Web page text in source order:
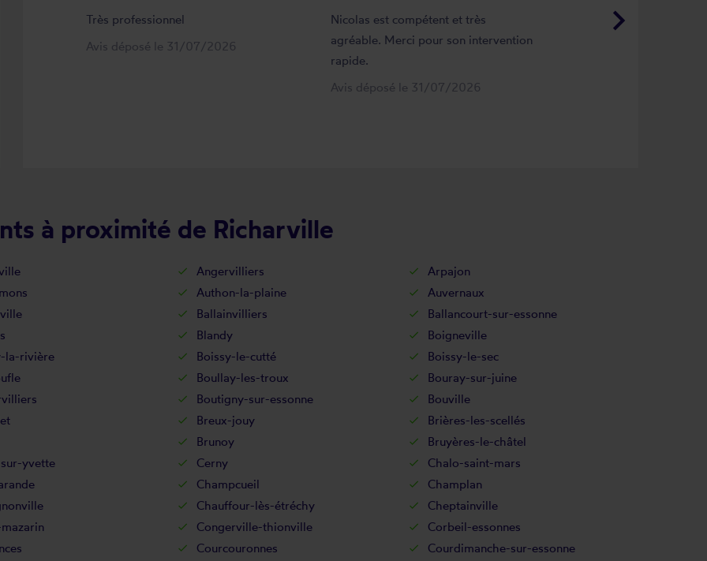
keyboard_arrow_right
Très professionnel
Avis déposé le 31/07/2026
Nicolas est compétent et très
agréable. Merci pour son intervention
rapide.
Avis déposé le 31/07/2026
à proximité de Richarville
Angervilliers
Arpajon
Authon-la-plaine
Auvernaux
Ballainvilliers
Ballancourt-sur-essonne
Blandy
Boigneville
la-rivière Boissy-le-cutté
Boissy-le-sec
Boullay-les-troux
Bouray-sur-juine
Boutigny-sur-essonne
Bouville
Breux-jouy
Brières-les-scellés
Brunoy
Bruyères-le-châtel
yvette Cerny
Chalo-saint-mars
Champcueil
Champlan
Chauffour-lès-étréchy
Cheptainville
Congerville-thionville
Corbeil-essonnes
Courcouronnes
Courdimanche-sur-essonne